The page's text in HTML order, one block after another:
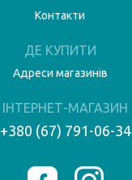
Контакти
ДЕ КУПИТИ
Адреси магазинів
ІНТЕРНЕТ-МАГАЗИН
+380 (67) 791-06-34